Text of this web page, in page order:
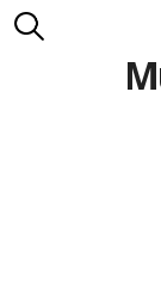
Carlota Royo
Francesca